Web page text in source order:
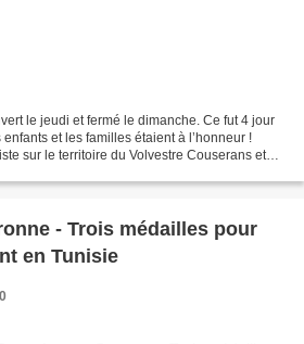
le jeudi et fermé le dimanche. Ce fut 4 jour
et les familles étaient à l’honneur !
sur le territoire du Volvestre Couserans et
- Trois médailles pour
en Tunisie